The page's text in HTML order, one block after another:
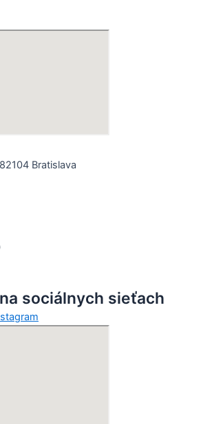
Bratislava
sociálnych sieťach